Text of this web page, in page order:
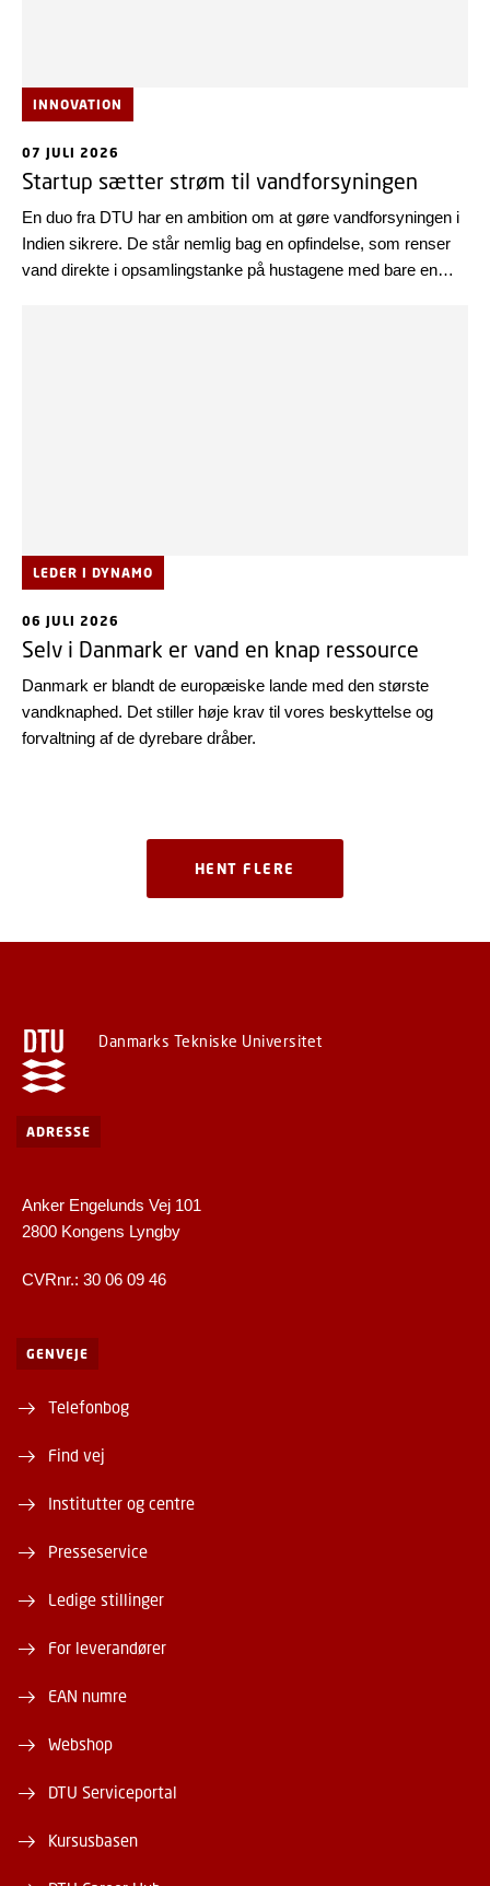
INNOVATION
07 JULI 2026
Startup sætter strøm til vandforsyningen
En duo fra DTU har en ambition om at gøre vandforsyningen i
Indien sikrere. De står nemlig bag en opfindelse, som renser
vand direkte i opsamlingstanke på hustagene med bare en
LEDER I DYNAMO
06 JULI 2026
Selv i Danmark er vand en knap ressource
Danmark er blandt de europæiske lande med den største
vandknaphed. Det stiller høje krav til vores beskyttelse og
forvaltning af de dyrebare dråber.
HENT FLERE
Danmarks Tekniske Universitet
ADRESSE
Anker Engelunds Vej 101
2800 Kongens Lyngby
CVRnr.: 30 06 09 46
GENVEJE
Telefonbog
Find vej
Institutter og centre
Presseservice
Ledige stillinger
For leverandører
EAN numre
Webshop
DTU Serviceportal
Kursusbasen